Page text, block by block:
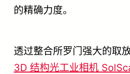
的精确力度。
透过整合所罗门强大的取
3D 结构光工业相机